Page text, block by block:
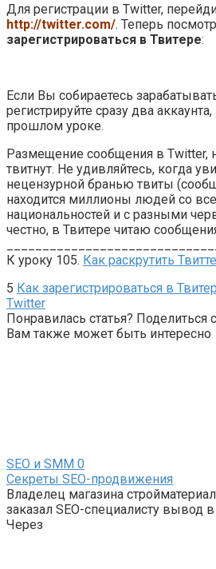
Для регистрации в Twitter,
http://twitter.com/. Теперь
зарегистрироваться в Твитере:
Если Вы собираетесь
регистрируйте сразу два
прошлом уроке.
Размещение сообщения в Twitter,
твитнут. Не удивляйтесь, когда
нецензурной бранью твиты
находится миллионы людей со
национальностей и с разными
честно, в Твитере читаю
К уроку 105. Как раскрутить
5 Как зарегистрироваться в
Twitter
Понравилась статья? Поделиться
Вам также может быть интересно
SEO и SMM 0
Секреты SEO-продвижения
Владелец магазина
заказал SEO-специалисту вывод
Через